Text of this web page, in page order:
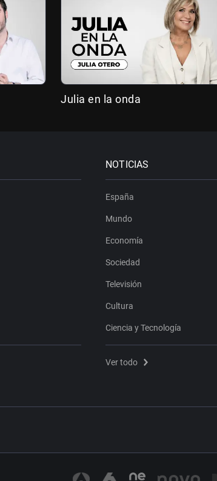
Julia en la onda
NOTICIAS
España
Mundo
Economía
Sociedad
Televisión
Cultura
Ciencia y Tecnología
Ver todo